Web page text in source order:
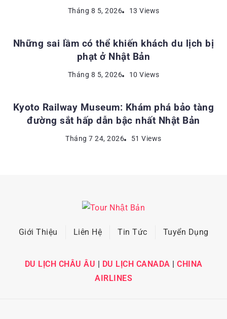
Tháng 8 5, 2026 13 Views
KINH NGHIỆM DU LỊCH NHẬT BẢN
Những sai lầm có thể khiến khách du lịch bị
phạt ở Nhật Bản
Tháng 8 5, 2026 10 Views
ĐỊA ĐIỂM DU LỊCH NHẬT BẢN
Kyoto Railway Museum: Khám phá bảo tàng
đường sắt hấp dẫn bậc nhất Nhật Bản
Tháng 7 24, 2026 51 Views
Giới Thiệu Liên Hệ Tin Tức Tuyển Dụng
DU LỊCH CHÂU ÂU | DU LỊCH CANADA | CHINA
AIRLINES